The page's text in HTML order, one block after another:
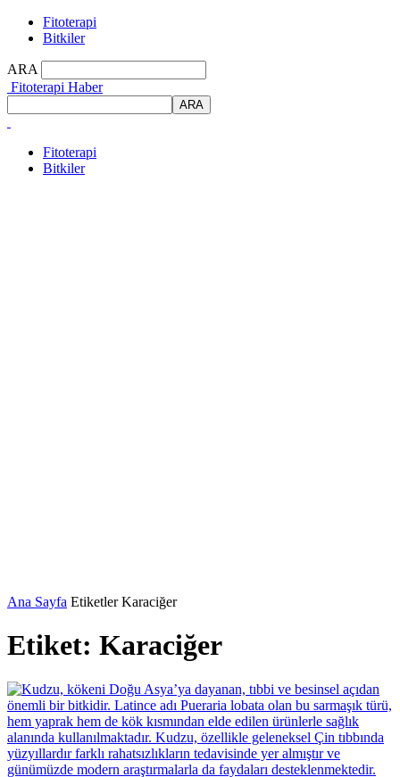
Fitoterapi
Bitkiler
ARA
Fitoterapi Haber
Fitoterapi
Bitkiler
Ana Sayfa Etiketler Karaciğer
Etiket: Karaciğer